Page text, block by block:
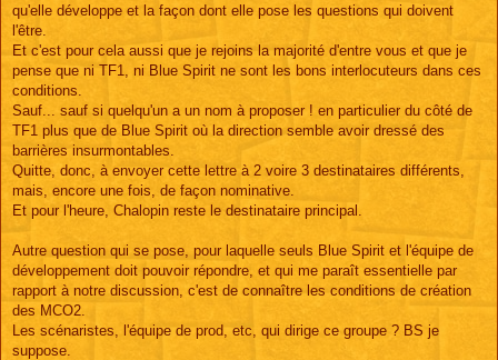
qu'elle développe et la façon dont elle pose les questions qui doivent
l'être.
Et c'est pour cela aussi que je rejoins la majorité d'entre vous et que je
pense que ni TF1, ni Blue Spirit ne sont les bons interlocuteurs dans ces
conditions.
Sauf... sauf si quelqu'un a un nom à proposer ! en particulier du côté de
TF1 plus que de Blue Spirit où la direction semble avoir dressé des
barrières insurmontables.
Quitte, donc, à envoyer cette lettre à 2 voire 3 destinataires différents,
mais, encore une fois, de façon nominative.
Et pour l'heure, Chalopin reste le destinataire principal.
Autre question qui se pose, pour laquelle seuls Blue Spirit et l'équipe de
développement doit pouvoir répondre, et qui me paraît essentielle par
rapport à notre discussion, c'est de connaître les conditions de création
des MCO2.
Les scénaristes, l'équipe de prod, etc, qui dirige ce groupe ? BS je
suppose.